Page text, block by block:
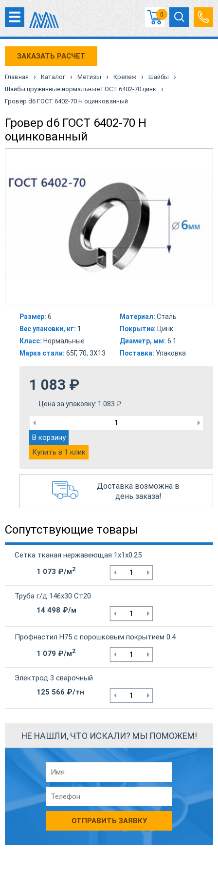
0
ЗАКАЗАТЬ РАСЧЕТ
Главная › Каталог › Метизы › Крепеж › Шайбы ›
Шайбы пружинные нормальные ГОСТ 6402-70 цинк ›
Гровер d6 ГОСТ 6402-70 Н оцинкованный
Гровер d6 ГОСТ 6402-70 Н
оцинкованный
Размер: 6
Вес упаковки, кг: 1
Класс: Нормальные
Марка стали: 65Г, 70, 3Х13
Материал: Сталь
Покрытие: Цинк
Диаметр, мм: 6.1
Поставка: Упаковка
1 083 ₽
Цена за упаковку: 1 083 ₽
В корзину
Купить в 1 клик
Доставка возможна в
день заказа!
Сопутствующие товары
Сетка тканая нержавеющая 1х1х0.25
1 073 ₽/м2
Труба г/д 146х30 Ст20
14 498 ₽/м
Профнастил Н75 с порошковым покрытием 0.4
1 079 ₽/м2
Электрод 3 сварочный
125 566 ₽/тн
НЕ НАШЛИ, ЧТО ИСКАЛИ? МЫ ПОМОЖЕМ!
ОТПРАВИТЬ ЗАЯВКУ